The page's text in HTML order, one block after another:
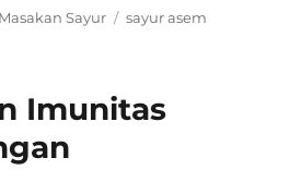
Categories
Masakan Sayur Tags
sayur asem
Imunitas